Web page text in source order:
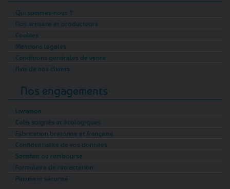
Qui sommes-nous ?
Nos artisans et producteurs
Cookies
Mentions légales
Conditions générales de vente
Avis de nos clients
Nos engagements
Livraison
Colis soignés et écologiques
Fabrication bretonne et française
Confidentialité de vos données
Satisfait ou remboursé
Formulaire de rétractation
Paiement sécurisé